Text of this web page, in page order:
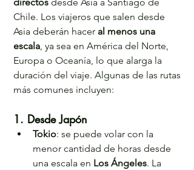
directos desde Asia a Santiago de
Chile. Los viajeros que salen desde
Asia deberán hacer al menos una
escala, ya sea en América del Norte,
Europa o Oceanía, lo que alarga la
duración del viaje. Algunas de las rutas
más comunes incluyen:
1. Desde Japón
Tokio: se puede volar con la
menor cantidad de horas desde
una escala en Los Ángeles. La